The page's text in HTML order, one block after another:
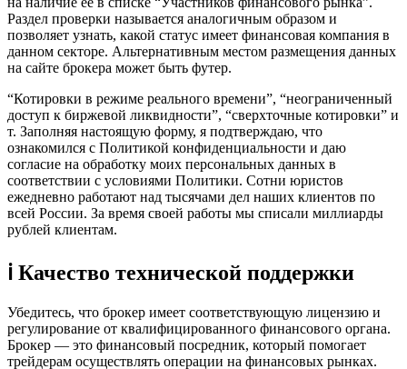
Раздел проверки называется аналогичным образом и
позволяет узнать, какой статус имеет финансовая компания в
данном секторе. Альтернативным местом размещения данных
на сайте брокера может быть футер.
“Котировки в режиме реального времени”, “неограниченный
доступ к биржевой ликвидности”, “сверхточные котировки” и
т. Заполняя настоящую форму, я подтверждаю, что
ознакомился с Политикой конфиденциальности и даю
согласие на обработку моих персональных данных в
соответствии с условиями Политики. Сотни юристов
ежедневно работают над тысячами дел наших клиентов по
всей России. За время своей работы мы списали миллиарды
рублей клиентам.
ℹ️ Качество технической поддержки
Убедитесь, что брокер имеет соответствующую лицензию и
регулирование от квалифицированного финансового органа.
Брокер — это финансовый посредник, который помогает
трейдерам осуществлять операции на финансовых рынках.